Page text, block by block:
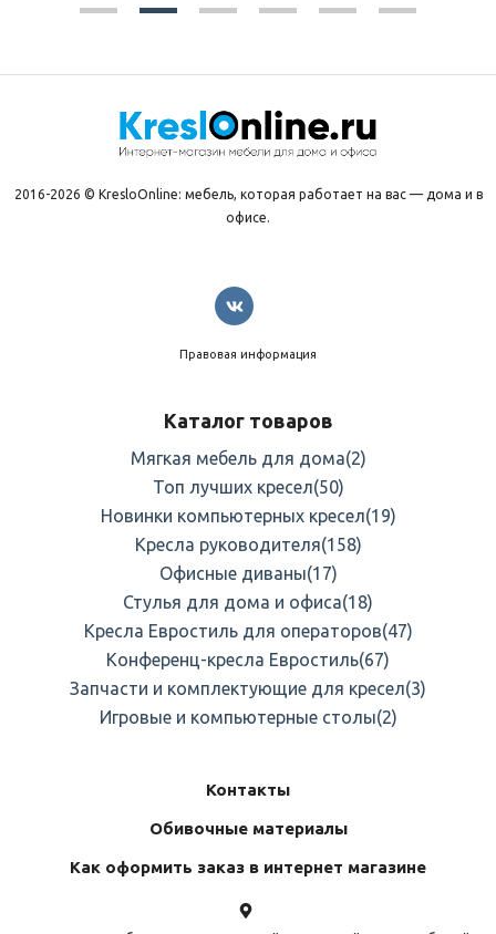
2016-2026 © KresloOnline: мебель, которая работает на вас — дома и в
офисе.
Правовая информация
Каталог товаров
Мягкая мебель для дома(2)
Топ лучших кресел(50)
Новинки компьютерных кресел(19)
Кресла руководителя(158)
Офисные диваны(17)
Стулья для дома и офиса(18)
Кресла Евростиль для операторов(47)
Конференц-кресла Евростиль(67)
Запчасти и комплектующие для кресел(3)
Игровые и компьютерные столы(2)
Контакты
Обивочные материалы
Как оформить заказ в интернет магазине